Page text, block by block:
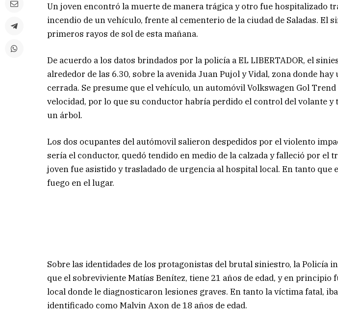
Un joven encontró la muerte de manera trágica y otro fue hospitalizado
incendio de un vehículo, frente al cementerio de la ciudad de Saladas. El
primeros rayos de sol de esta mañana.
De acuerdo a los datos brindados por la policía a EL LIBERTADOR, el
alrededor de las 6.30, sobre la avenida Juan Pujol y Vidal, zona donde
cerrada. Se presume que el vehículo, un automóvil Volkswagen Gol
velocidad, por lo que su conductor habría perdido el control del volante
un árbol.
Los dos ocupantes del autómovil salieron despedidos por el violento
sería el conductor, quedó tendido en medio de la calzada y falleció por el
joven fue asistido y trasladado de urgencia al hospital local. En tanto que
fuego en el lugar.
Sobre las identidades de los protagonistas del brutal siniestro, la Policía
que el sobreviviente Matías Benítez, tiene 21 años de edad, y en principio
local donde le diagnosticaron lesiones graves. En tanto la víctima fatal,
identificado como Malvin Axon de 18 años de edad.